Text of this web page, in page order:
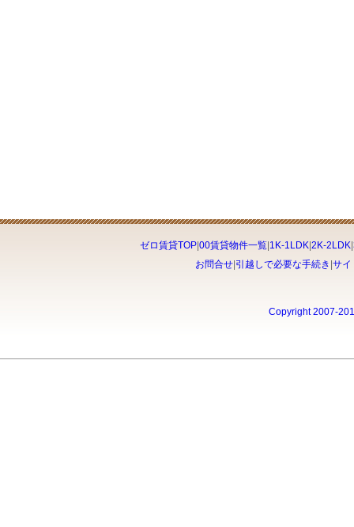
ゼロ賃貸TOP| 00賃貸物件一覧| 1K-1LDK| 2K-2LDK|
お問合せ 引越しで必要な手続き サイ
Copyright 2007-